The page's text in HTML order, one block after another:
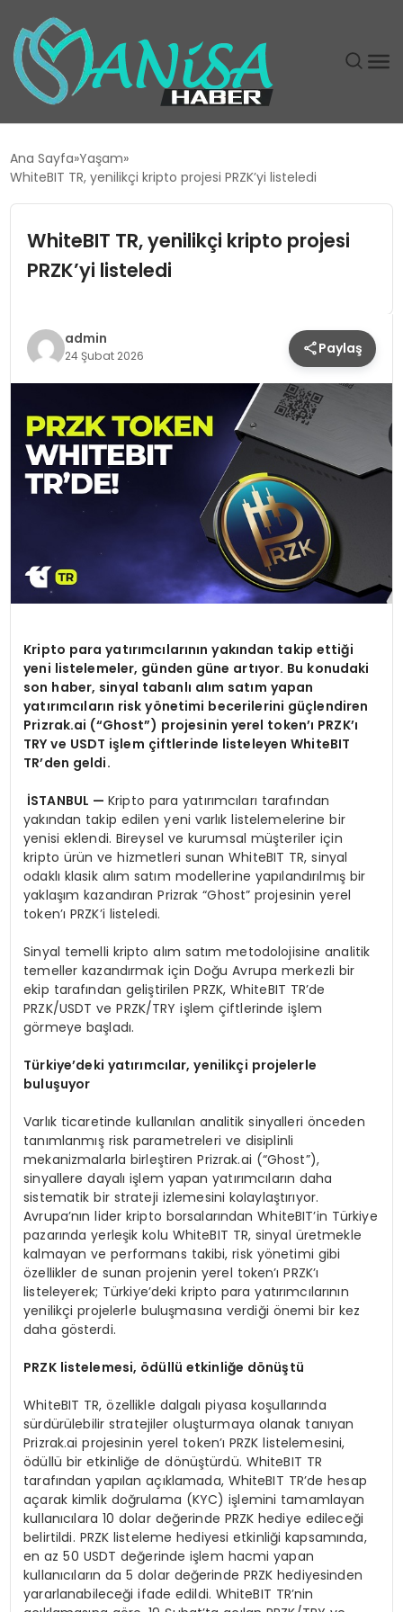
EKONOMI
GÜNDEM
MAGAZIN
SIYASET
SPOR
TEKNOLOJI
Ana Sayfa Yaşam
WhiteBIT TR, yenilikçi kripto projesi PRZK’yi listeledi
WhiteBIT TR, yenilikçi kripto projesi
PRZK’yi listeledi
admin
24 Şubat 2026 Paylaş
Kripto para yatırımcılarının yakından takip ettiği
yeni listelemeler, günden güne artıyor. Bu konudaki
son haber, sinyal tabanlı alım satım yapan
yatırımcıların risk yönetimi becerilerini güçlendiren
Prizrak.ai (“Ghost”) projesinin yerel token’ı PRZK’ı
TRY ve USDT işlem çiftlerinde listeleyen WhiteBIT
TR’den geldi.
İSTANBUL — Kripto para yatırımcıları tarafından
yakından takip edilen yeni varlık listelemelerine bir
yenisi eklendi. Bireysel ve kurumsal müşteriler için
kripto ürün ve hizmetleri sunan WhiteBIT TR, sinyal
odaklı klasik alım satım modellerine yapılandırılmış bir
yaklaşım kazandıran Prizrak “Ghost” projesinin yerel
token’ı PRZK’i listeledi.
Sinyal temelli kripto alım satım metodolojisine analitik
temeller kazandırmak için Doğu Avrupa merkezli bir
ekip tarafından geliştirilen PRZK, WhiteBIT TR’de
PRZK/USDT ve PRZK/TRY işlem çiftlerinde işlem
görmeye başladı.
Türkiye’deki yatırımcılar, yenilikçi projelerle
buluşuyor
Varlık ticaretinde kullanılan analitik sinyalleri önceden
tanımlanmış risk parametreleri ve disiplinli
mekanizmalarla birleştiren Prizrak.ai (“Ghost”),
sinyallere dayalı işlem yapan yatırımcıların daha
sistematik bir strateji izlemesini kolaylaştırıyor.
Avrupa’nın lider kripto borsalarından WhiteBIT’in Türkiye
pazarında yerleşik kolu WhiteBIT TR, sinyal üretmekle
kalmayan ve performans takibi, risk yönetimi gibi
özellikler de sunan projenin yerel token’ı PRZK’ı
listeleyerek; Türkiye’deki kripto para yatırımcılarının
yenilikçi projelerle buluşmasına verdiği önemi bir kez
daha gösterdi.
PRZK listelemesi, ödüllü etkinliğe dönüştü
WhiteBIT TR, özellikle dalgalı piyasa koşullarında
sürdürülebilir stratejiler oluşturmaya olanak tanıyan
Prizrak.ai projesinin yerel token’ı PRZK listelemesini,
ödüllü bir etkinliğe de dönüştürdü. WhiteBIT TR
tarafından yapılan açıklamada, WhiteBIT TR’de hesap
açarak kimlik doğrulama (KYC) işlemini tamamlayan
kullanıcılara 10 dolar değerinde PRZK hediye edileceği
belirtildi. PRZK listeleme hediyesi etkinliği kapsamında,
en az 50 USDT değerinde işlem hacmi yapan
kullanıcıların da 5 dolar değerinde PRZK hediyesinden
yararlanabileceği ifade edildi. WhiteBIT TR’nin